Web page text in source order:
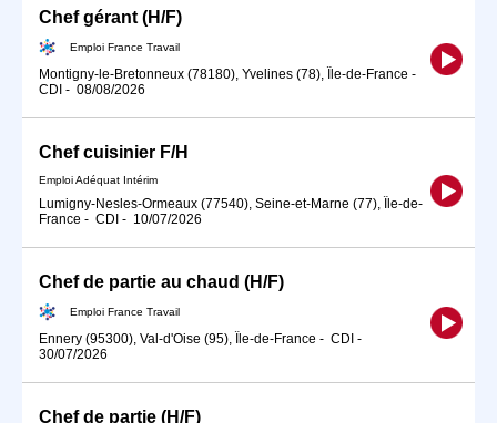
Chef gérant (H/F)
Emploi France Travail
Montigny-le-Bretonneux (78180), Yvelines (78), Île-de-France -
CDI - 08/08/2026
Chef cuisinier F/H
Emploi Adéquat Intérim
Lumigny-Nesles-Ormeaux (77540), Seine-et-Marne (77), Île-de-
France - CDI - 10/07/2026
Chef de partie au chaud (H/F)
Emploi France Travail
Ennery (95300), Val-d'Oise (95), Île-de-France - CDI -
30/07/2026
Chef de partie (H/F)